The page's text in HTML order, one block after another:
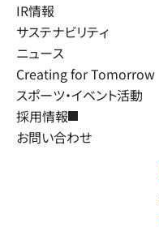
IR情報
サステナビリティ
ニュース
Creating for Tomorrow
スポーツ・イベント活動
採用情報
お問い合わせ